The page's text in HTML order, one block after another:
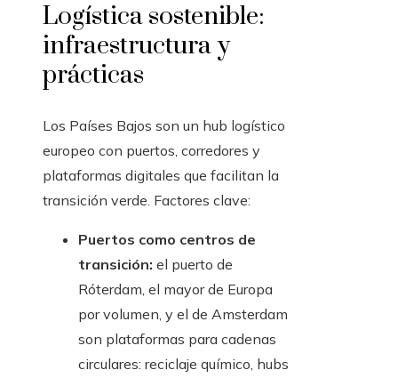
Logística sostenible:
infraestructura y
prácticas
Los Países Bajos son un hub logístico
europeo con puertos, corredores y
plataformas digitales que facilitan la
transición verde. Factores clave:
Puertos como centros de
transición: el puerto de
Róterdam, el mayor de Europa
por volumen, y el de Amsterdam
son plataformas para cadenas
circulares: reciclaje químico, hubs